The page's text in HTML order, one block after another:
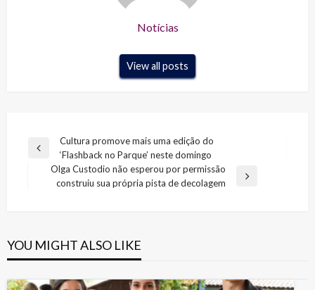
Notícias
View all posts
Navegação
Post
Previous
Cultura promove mais uma edição do
‘Flashback no Parque’ neste domingo
Next
Olga Custodio não esperou por permissão
construiu sua própria pista de decolagem
YOU MIGHT ALSO LIKE